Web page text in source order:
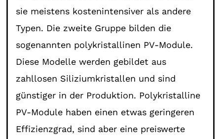
sie meistens kostenintensiver als andere
Typen. Die zweite Gruppe bilden die
sogenannten polykristallinen PV-Module.
Diese Modelle werden gebildet aus
zahllosen Siliziumkristallen und sind
günstiger in der Produktion. Polykristalline
PV-Module haben einen etwas geringeren
Effizienzgrad, sind aber eine preiswerte